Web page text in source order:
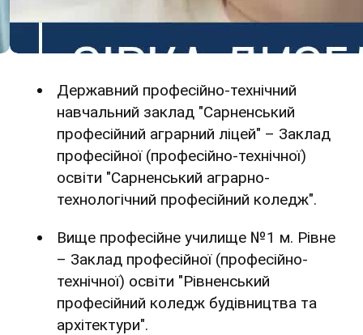
Державний професійно-технічний
навчальний заклад "Сарненський
професійний аграрний ліцей" – Заклад
професійної (професійно-технічної)
освіти "Сарненський аграрно-
технологічний професійний коледж".
Вище професійне училище №1 м. Рівне
– Заклад професійної (професійно-
технічної) освіти "Рівненський
професійний коледж будівництва та
архітектури".